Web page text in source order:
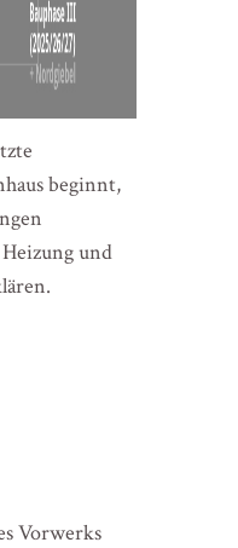
beginnt,
und
Vorwerks